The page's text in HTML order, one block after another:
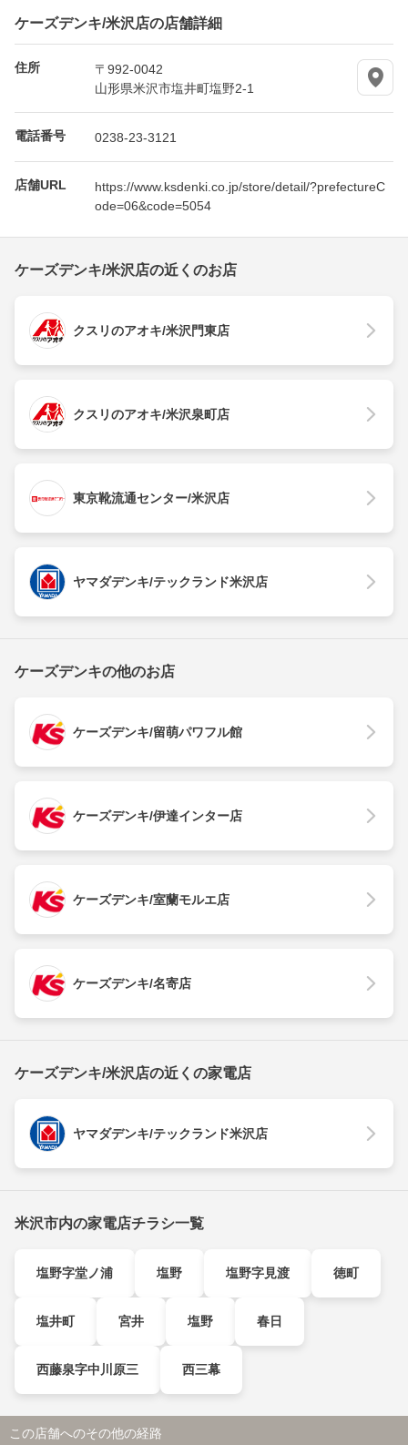
ケーズデンキ/米沢店の店舗詳細
住所
〒992-0042
山形県米沢市塩井町塩野2-1
電話番号 0238-23-3121
店舗URL
https://www.ksdenki.co.jp/store/detail/?prefectureC
ode=06&code=5054
ケーズデンキ/米沢店の近くのお店
クスリのアオキ/米沢門東店
クスリのアオキ/米沢泉町店
東京靴流通センター/米沢店
ヤマダデンキ/テックランド米沢店
ケーズデンキの他のお店
ケーズデンキ/留萌パワフル館
ケーズデンキ/伊達インター店
ケーズデンキ/室蘭モルエ店
ケーズデンキ/名寄店
ケーズデンキ/米沢店の近くの家電店
ヤマダデンキ/テックランド米沢店
米沢市内の家電店チラシ一覧
塩野字堂ノ浦 塩野 塩野字見渡 徳町
塩井町 宮井 塩野 春日
西藤泉字中川原三 西三幕
この店舗へのその他の経路